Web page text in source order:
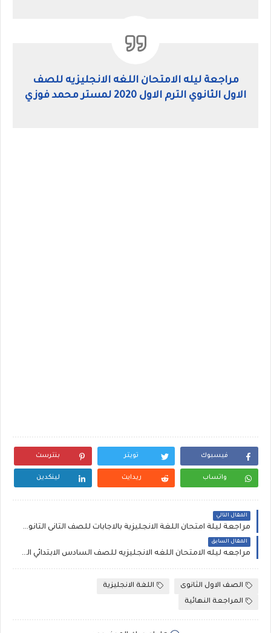
مراجعة ليله الامتحان اللغه الانجليزيه للصف
الاول الثانوي الترم الاول 2020 لمستر محمد فوزي
فيسبوك تويتر بنترست
واتساب ريدايت لينكدين
المقال التالي
مراجعة ليلة امتحان اللغة الانجليزية بالاجابات للصف الثانى الثانوى الترم الاول 2020 ، توقعات الجمهورية
المقال السابق
مراجعه ليله الامتحان اللغه الانجليزيه للصف السادس الابتدائي الترم الاول ملحق الجمهوريه التعليمي
الصف الاول الثانوى
اللغة الانجليزية
المراجعة النهائية